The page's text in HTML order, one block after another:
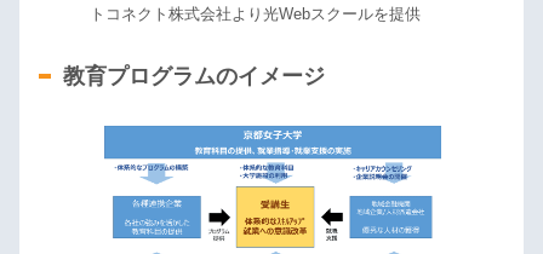
トコネクト株式会社より光Webスクールを提供
教育プログラムのイメージ